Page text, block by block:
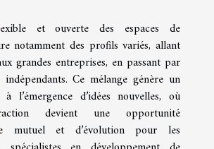
et ouverte des espaces de
notamment des profils variés, allant
grandes entreprises, en passant par
Ce mélange génère un
l’émergence d’idées nouvelles, où
devient une opportunité
mutuel et d’évolution pour les